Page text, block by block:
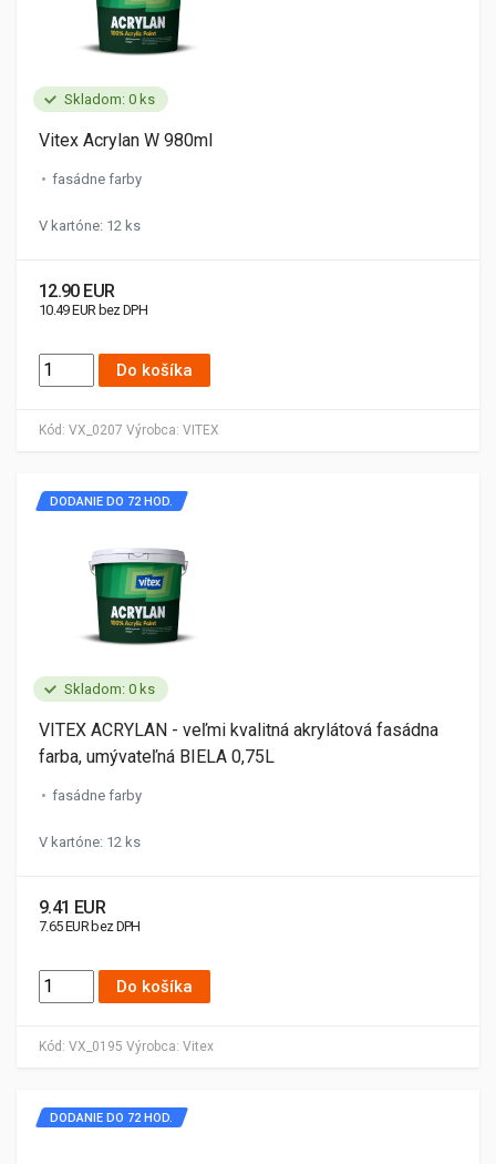
Skladom: 0 ks
Kód: VX_0207 Výrobca: VITEX
Vitex Acrylan W 980ml
fasádne farby
V kartóne: 12 ks
12.90 EUR
10.49 EUR bez DPH
Do košíka
Skladom: 0 ks
Kód: VX_0195 Výrobca: Vitex
DODANIE DO 72 HOD.
VITEX ACRYLAN - veľmi kvalitná akrylátová fasádna
farba, umývateľná BIELA 0,75L
fasádne farby
V kartóne: 12 ks
9.41 EUR
7.65 EUR bez DPH
Do košíka
DODANIE DO 72 HOD.